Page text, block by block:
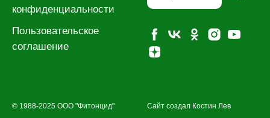
конфиденциальности
Пользовательское
соглашение
© 1988-2025 ООО "Фитонцид" Сайт создал Костин Лев